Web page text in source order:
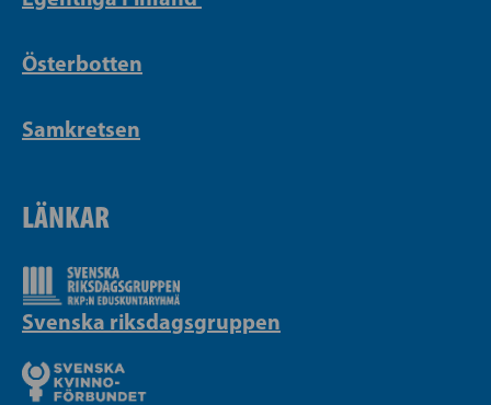
Österbotten
Samkretsen
LÄNKAR
Svenska riksdagsgruppen